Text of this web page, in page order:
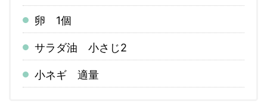
卵 1個
サラダ油 小さじ2
小ネギ 適量